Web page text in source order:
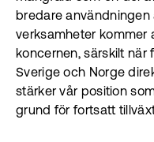
bredare användningen
verksamheter kommer
koncernen, särskilt när
Sverige och Norge
stärker vår position
grund för fortsatt